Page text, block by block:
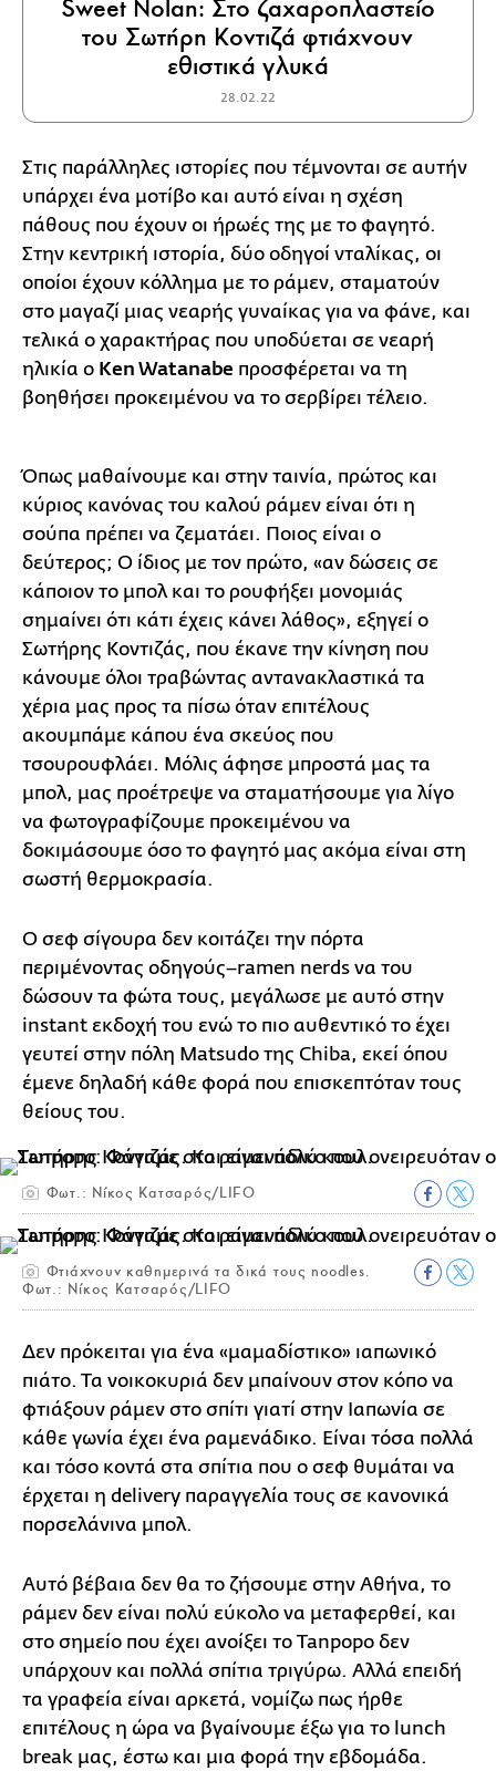
Sweet Nolan: Στο ζαχαροπλαστείο
του Σωτήρη Κοντιζά φτιάχνουν
εθιστικά γλυκά
28.02.22
Στις παράλληλες ιστορίες που τέμνονται σε αυτήν
υπάρχει ένα μοτίβο και αυτό είναι η σχέση
πάθους που έχουν οι ήρωές της με το φαγητό.
Στην κεντρική ιστορία, δύο οδηγοί νταλίκας, οι
οποίοι έχουν κόλλημα με το ράμεν, σταματούν
στο μαγαζί μιας νεαρής γυναίκας για να φάνε, και
τελικά ο χαρακτήρας που υποδύεται σε νεαρή
ηλικία ο Ken Watanabe προσφέρεται να τη
βοηθήσει προκειμένου να το σερβίρει τέλειο.
Όπως μαθαίνουμε και στην ταινία, πρώτος και
κύριος κανόνας του καλού ράμεν είναι ότι η
σούπα πρέπει να ζεματάει. Ποιος είναι ο
δεύτερος; Ο ίδιος με τον πρώτο, «αν δώσεις σε
κάποιον το μπολ και το ρουφήξει μονομιάς
σημαίνει ότι κάτι έχεις κάνει λάθος», εξηγεί ο
Σωτήρης Κοντιζάς, που έκανε την κίνηση που
κάνουμε όλοι τραβώντας αντανακλαστικά τα
χέρια μας προς τα πίσω όταν επιτέλους
ακουμπάμε κάπου ένα σκεύος που
τσουρουφλάει. Μόλις άφησε μπροστά μας τα
μπολ, μας προέτρεψε να σταματήσουμε για λίγο
να φωτογραφίζουμε προκειμένου να
δοκιμάσουμε όσο το φαγητό μας ακόμα είναι στη
σωστή θερμοκρασία.
Ο σεφ σίγουρα δεν κοιτάζει την πόρτα
περιμένοντας οδηγούς–ramen nerds να του
δώσουν τα φώτα τους, μεγάλωσε με αυτό στην
instant εκδοχή του ενώ το πιο αυθεντικό το έχει
γευτεί στην πόλη Matsudo της Chiba, εκεί όπου
έμενε δηλαδή κάθε φορά που επισκεπτόταν τους
θείους του.
Φωτ.: Νίκος Κατσαρός/LIFO
Φτιάχνουν καθημερινά τα δικά τους noodles.
Φωτ.: Νίκος Κατσαρός/LIFO
Δεν πρόκειται για ένα «μαμαδίστικο» ιαπωνικό
πιάτο. Τα νοικοκυριά δεν μπαίνουν στον κόπο να
φτιάξουν ράμεν στο σπίτι γιατί στην Ιαπωνία σε
κάθε γωνία έχει ένα ραμενάδικο. Είναι τόσα πολλά
και τόσο κοντά στα σπίτια που ο σεφ θυμάται να
έρχεται η delivery παραγγελία τους σε κανονικά
πορσελάνινα μπολ.
Αυτό βέβαια δεν θα το ζήσουμε στην Αθήνα, το
ράμεν δεν είναι πολύ εύκολο να μεταφερθεί, και
στο σημείο που έχει ανοίξει το Tanpopo δεν
υπάρχουν και πολλά σπίτια τριγύρω. Αλλά επειδή
τα γραφεία είναι αρκετά, νομίζω πως ήρθε
επιτέλους η ώρα να βγαίνουμε έξω για το lunch
break μας, έστω και μια φορά την εβδομάδα.